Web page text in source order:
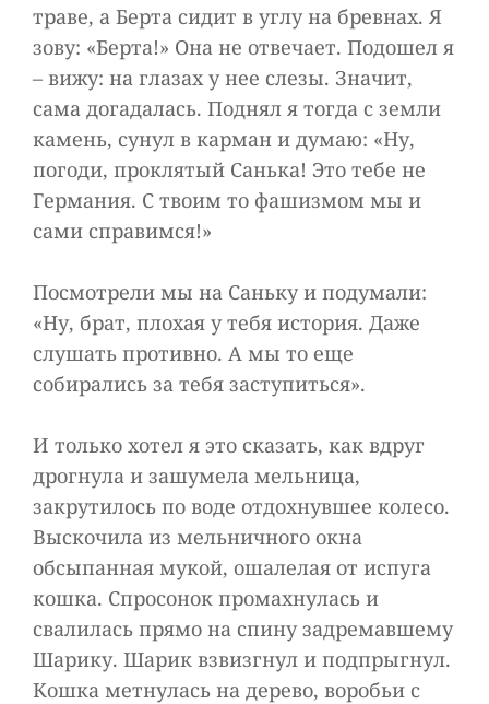
траве, а Берта сидит в углу на бревнах. Я
зову: «Берта!» Она не отвечает. Подошел я
– вижу: на глазах у нее слезы. Значит,
сама догадалась. Поднял я тогда с земли
камень, сунул в карман и думаю: «Ну,
погоди, проклятый Санька! Это тебе не
Германия. С твоим то фашизмом мы и
сами справимся!»
Посмотрели мы на Саньку и подумали:
«Ну, брат, плохая у тебя история. Даже
слушать противно. А мы то еще
собирались за тебя заступиться».
И только хотел я это сказать, как вдруг
дрогнула и зашумела мельница,
закрутилось по воде отдохнувшее колесо.
Выскочила из мельничного окна
обсыпанная мукой, ошалелая от испуга
кошка. Спросонок промахнулась и
свалилась прямо на спину задремавшему
Шарику. Шарик взвизгнул и подпрыгнул.
Кошка метнулась на дерево, воробьи с